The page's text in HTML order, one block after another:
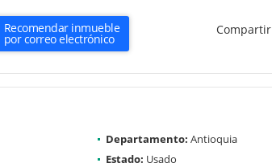
Recomendar inmueble
por correo electrónico
Compartir
Departamento: Antioquia
Estado: Usado